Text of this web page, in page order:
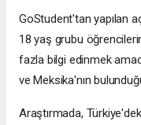
GoStudent'tan yapılan
18 yaş grubu
fazla bilgi edinmek
ve Meksika'nın
Araştırmada,